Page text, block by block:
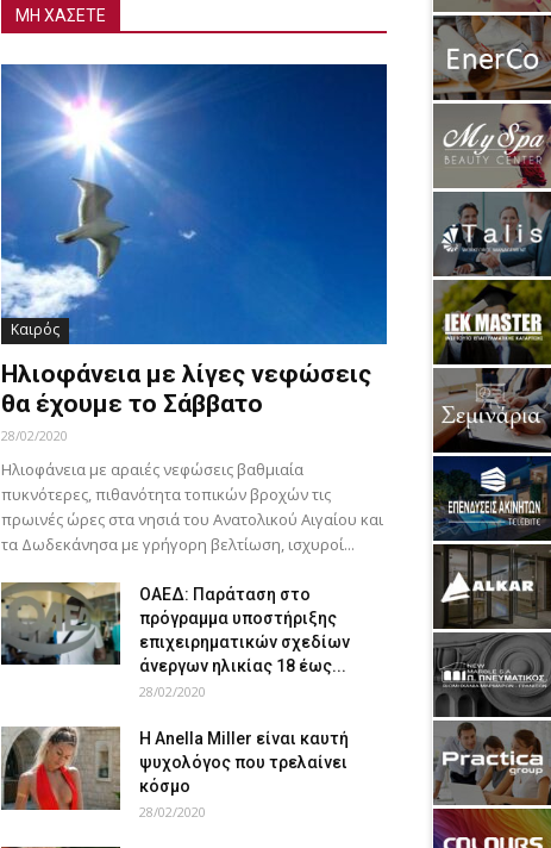
ΜΗ ΧΑΣΕΤΕ
Καιρός
Ηλιοφάνεια με λίγες νεφώσεις
θα έχουμε το Σάββατο
28/02/2020
Ηλιοφάνεια με αραιές νεφώσεις βαθμιαία
πυκνότερες, πιθανότητα τοπικών βροχών τις
πρωινές ώρες στα νησιά του Ανατολικού Αιγαίου και
τα Δωδεκάνησα με γρήγορη βελτίωση, ισχυροί...
ΟΑΕΔ: Παράταση στο
πρόγραμμα υποστήριξης
επιχειρηματικών σχεδίων
άνεργων ηλικίας 18 έως...
28/02/2020
Η Anella Miller είναι καυτή
ψυχολόγος που τρελαίνει
κόσμο
28/02/2020